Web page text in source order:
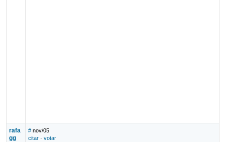
rafa
gg
# nov/05
citar· votar